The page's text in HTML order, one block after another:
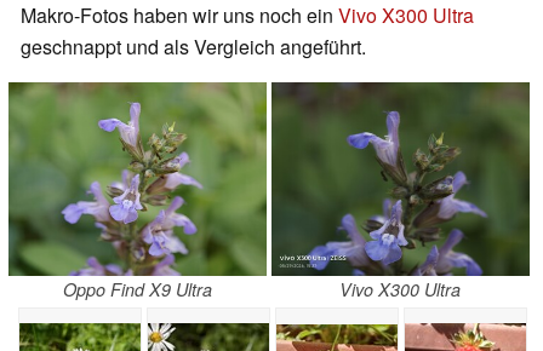
Makro-Fotos haben wir uns noch ein Vivo X300 Ultra
geschnappt und als Vergleich angeführt.
Oppo Find X9 Ultra Vivo X300 Ultra